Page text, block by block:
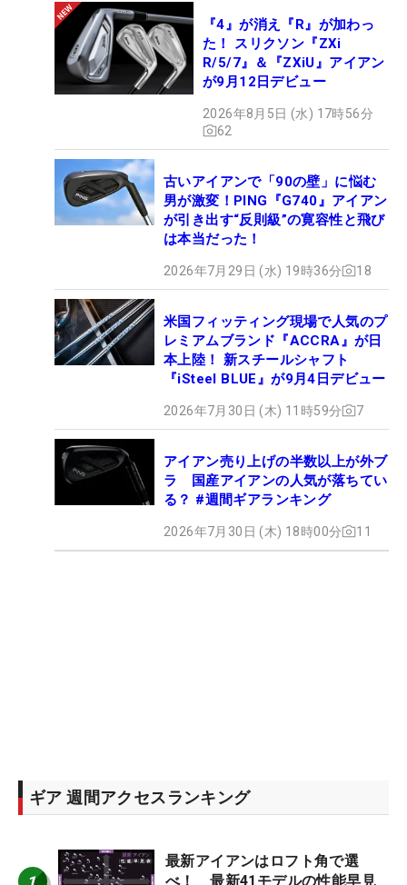
『4』が消え『R』が加わっ
た！ スリクソン『ZXi
R/5/7』＆『ZXiU』アイアン
が9月12日デビュー
2026年8月5日 (水) 17時56分
62
古いアイアンで「90の壁」に悩む
男が激変！PING『G740』アイアン
が引き出す“反則級”の寛容性と飛び
は本当だった！
2026年7月29日 (水) 19時36分 18
米国フィッティング現場で人気のプ
レミアムブランド『ACCRA』が日
本上陸！ 新スチールシャフト
『iSteel BLUE』が9月4日デビュー
2026年7月30日 (木) 11時59分 7
アイアン売り上げの半数以上が外ブ
ラ 国産アイアンの人気が落ちてい
る？ #週間ギアランキング
2026年7月30日 (木) 18時00分 11
ギア 週間アクセスランキング
最新アイアンはロフト角で選
べ！ 最新41モデルの性能早見